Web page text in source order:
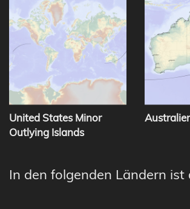
United States Minor
Outlying Islands
In den folgenden Ländern